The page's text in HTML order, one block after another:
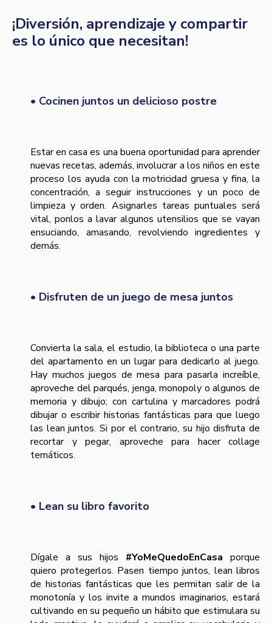
¡Diversión, aprendizaje y compartir
es lo único que necesitan!
• Cocinen juntos un delicioso postre
Estar en casa es una buena oportunidad para aprender
nuevas recetas, además, involucrar a los niños en este
proceso los ayuda con la motricidad gruesa y fina, la
concentración, a seguir instrucciones y un poco de
limpieza y orden. Asignarles tareas puntuales será
vital, ponlos a lavar algunos utensilios que se vayan
ensuciando, amasando, revolviendo ingredientes y
demás.
• Disfruten de un juego de mesa juntos
Convierta la sala, el estudio, la biblioteca o una parte
del apartamento en un lugar para dedicarlo al juego.
Hay muchos juegos de mesa para pasarla increíble,
aproveche del parqués, jenga, monopoly o algunos de
memoria y dibujo; con cartulina y marcadores podrá
dibujar o escribir historias fantásticas para que luego
las lean juntos. Si por el contrario, su hijo disfruta de
recortar y pegar, aproveche para hacer collage
temáticos.
• Lean su libro favorito
Dígale a sus hijos #YoMeQuedoEnCasa porque
quiero protegerlos. Pasen tiempo juntos, lean libros
de historias fantásticas que les permitan salir de la
monotonía y los invite a mundos imaginarios, estará
cultivando en su pequeño un hábito que estimulara su